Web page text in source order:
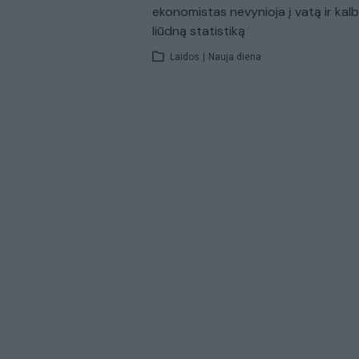
ekonomistas nevynioja į vatą ir
liūdną statistiką
Laidos | Nauja diena